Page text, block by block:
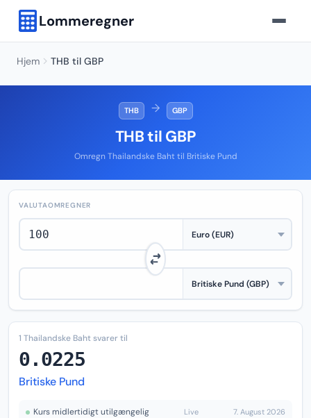
Lommeregner
Hjem THB til GBP
THB → GBP
THB til GBP
Omregn Thailandske Baht til Britiske Pund
VALUTAOMREGNER
1 Thailandske Baht svarer til
0.0225
Britiske Pund
Kurs midlertidigt utilgængelig Live 7. August 2026